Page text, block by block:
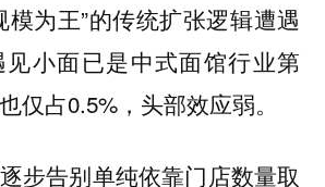
模为王”的传统扩张逻辑遭遇
小面已是中式面馆行业第
仅占0.5%，头部效应弱。
步告别单纯依靠门店数量取